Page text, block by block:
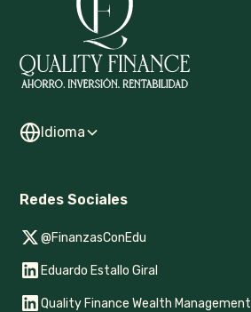
Idioma
Redes Sociales
@FinanzasConEdu
Eduardo Estallo Giral
Quality Finance Wealth Management